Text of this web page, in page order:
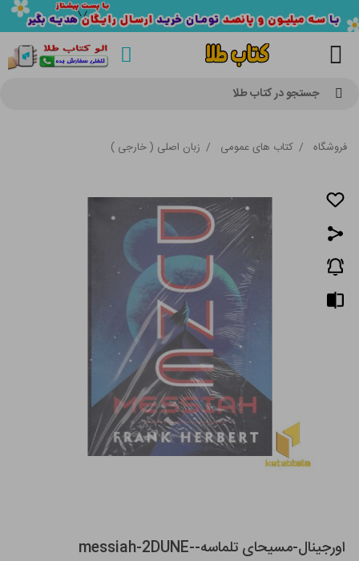
جستجو در کتاب طلا
فروشگاه / کتاب های عمومی / زبان اصلی ( خارجی )
اورجینال-مسیحای تلماسه--messiah-2DUNE